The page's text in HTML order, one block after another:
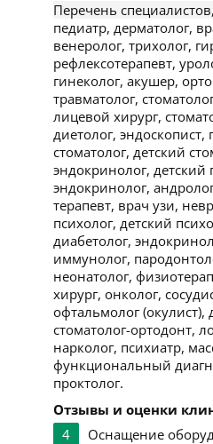
Перечень
педиатр, дерматолог,
венеролог, трихолог,
рефлексотерапевт,
гинеколог, акушер,
травматолог,
лицевой хирург,
диетолог, эндоскопист,
стоматолог, детский
эндокринолог, детский
эндокринолог,
терапевт, врач узи,
психолог, детский
диабетолог,
иммунолог,
неонатолог,
хирург, онколог,
офтальмолог (окулист),
стоматолог-ортодонт,
нарколог, психиатр,
функциональный
проктолог.
Отзывы и оценки
4
Оснащение